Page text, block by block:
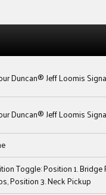
Duncan® Jeff Loomis
Duncan® Jeff Loomis
Toggle: Position 1.
Position 3. Neck Pickup